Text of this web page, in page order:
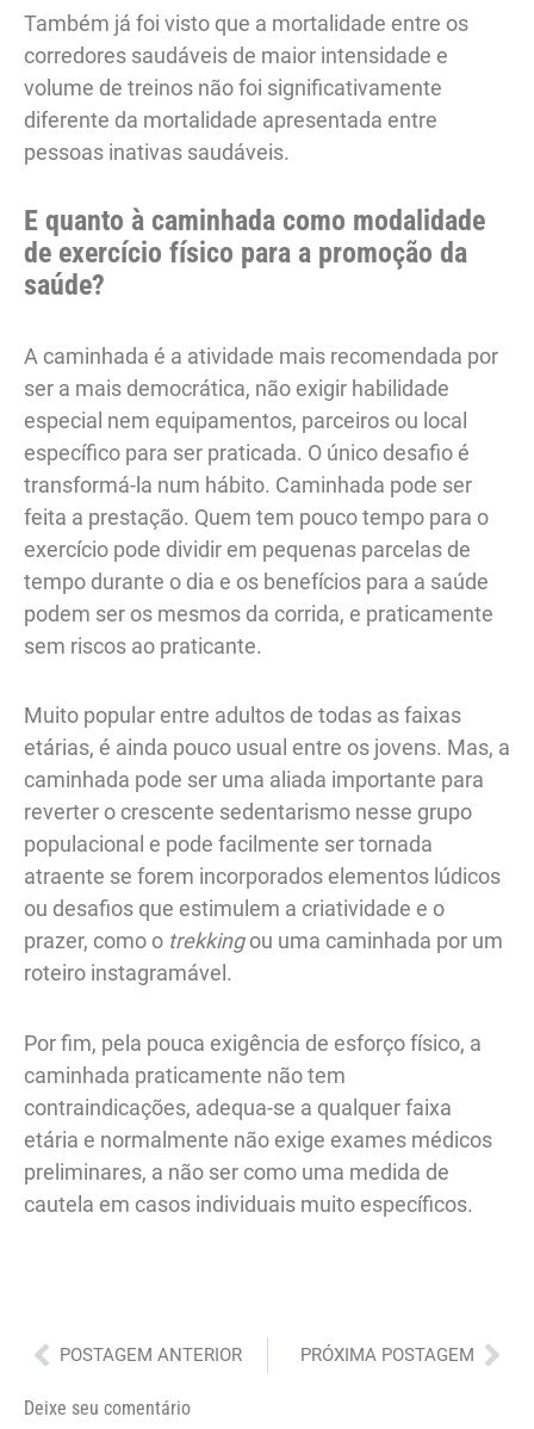
Também já foi visto que a mortalidade entre os
corredores saudáveis de maior intensidade e
volume de treinos não foi significativamente
diferente da mortalidade apresentada entre
pessoas inativas saudáveis.
E quanto à caminhada como modalidade
de exercício físico para a promoção da
saúde?
A caminhada é a atividade mais recomendada por
ser a mais democrática, não exigir habilidade
especial nem equipamentos, parceiros ou local
específico para ser praticada. O único desafio é
transformá-la num hábito. Caminhada pode ser
feita a prestação. Quem tem pouco tempo para o
exercício pode dividir em pequenas parcelas de
tempo durante o dia e os benefícios para a saúde
podem ser os mesmos da corrida, e praticamente
sem riscos ao praticante.
Muito popular entre adultos de todas as faixas
etárias, é ainda pouco usual entre os jovens. Mas, a
caminhada pode ser uma aliada importante para
reverter o crescente sedentarismo nesse grupo
populacional e pode facilmente ser tornada
atraente se forem incorporados elementos lúdicos
ou desafios que estimulem a criatividade e o
prazer, como o trekkingou uma caminhada por um
roteiro instagramável.
Por fim, pela pouca exigência de esforço físico, a
caminhada praticamente não tem
contraindicações, adequa-se a qualquer faixa
etária e normalmente não exige exames médicos
preliminares, a não ser como uma medida de
cautela em casos individuais muito específicos.
Anterior
POSTAGEM ANTERIOR PRÓXIMA POSTAGEM
Deixe seu comentário